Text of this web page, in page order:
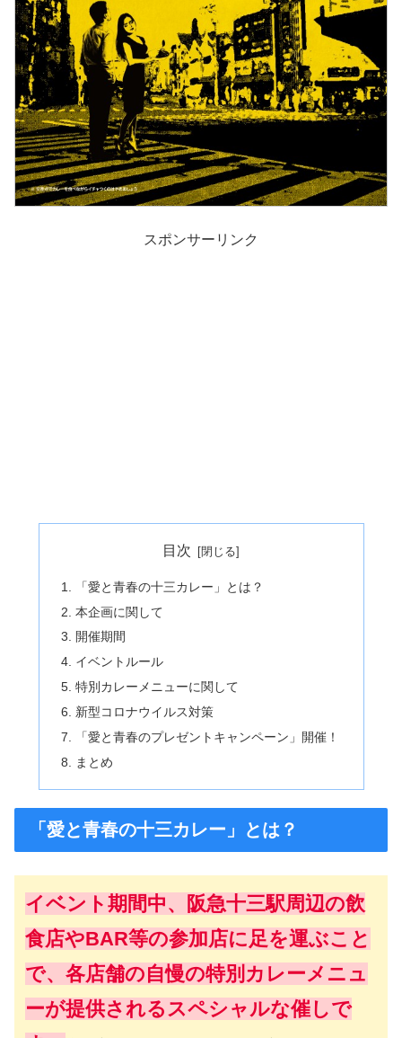
スポンサーリンク
目次
「愛と青春の十三カレー」とは？
本企画に関して
開催期間
イベントルール
特別カレーメニューに関して
新型コロナウイルス対策
「愛と青春のプレゼントキャンペーン」開催！
まとめ
「愛と青春の十三カレー」とは？
イベント期間中、阪急十三駅周辺の飲
食店やBAR等の参加店に足を運ぶこと
で、各店舗の自慢の特別カレーメニュ
ーが提供されるスペシャルな催しで